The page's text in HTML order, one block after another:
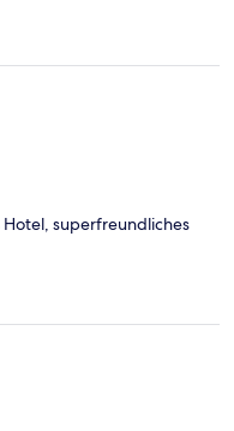
superfreundliches